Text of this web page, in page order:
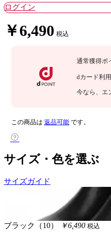
ログイン
￥6,490 税込
通常獲得ポ
dカード利用
今なら 、
この商品は 返品可能 です。
サイズ・色を選ぶ
サイズガイド
ブラック（10） ￥6,490 税込